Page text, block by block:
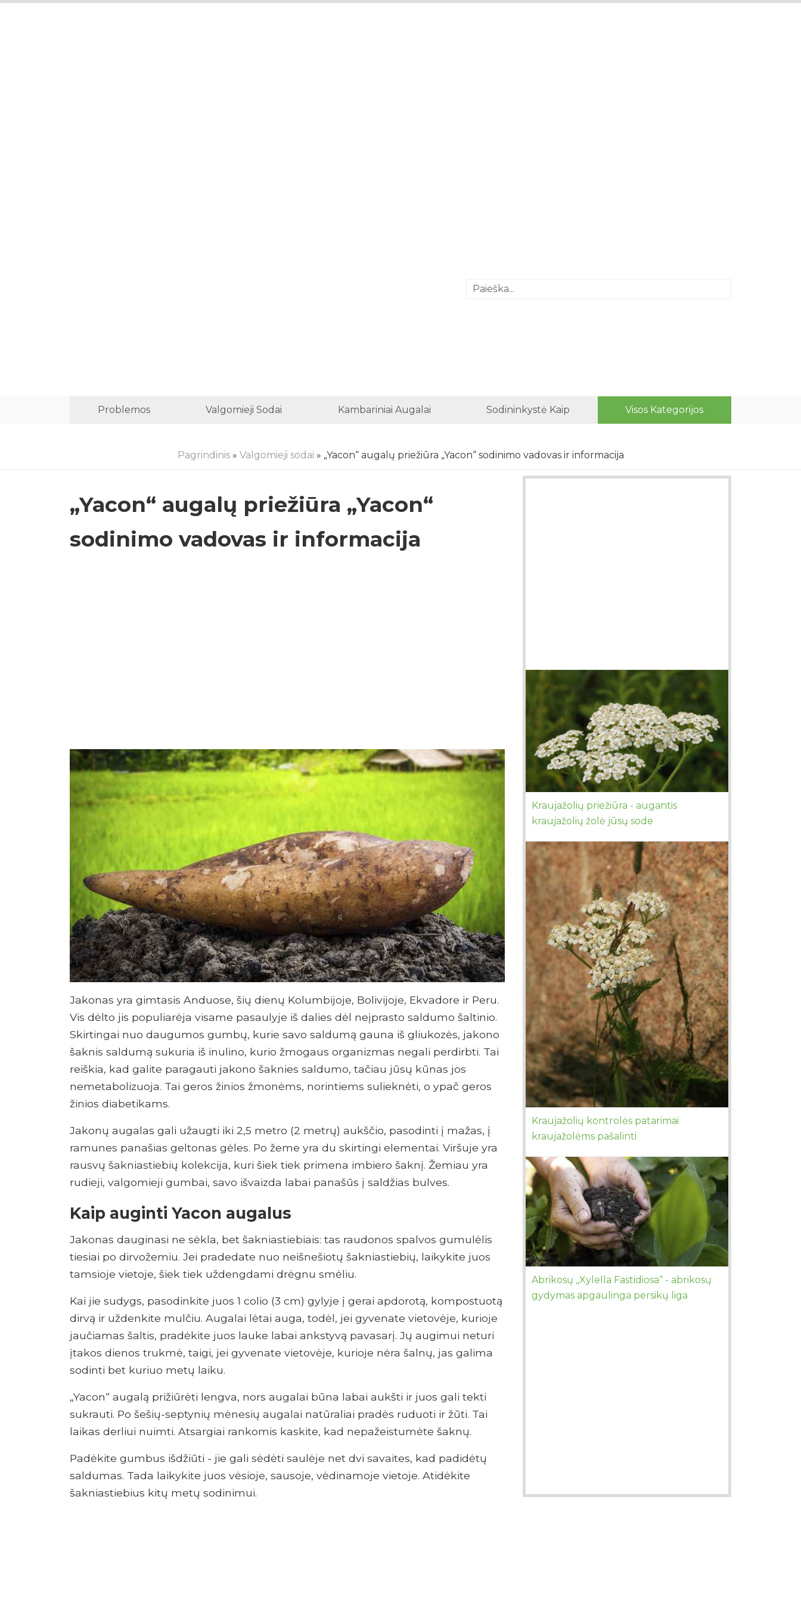
Problemos Valgomieji Sodai Kambariniai Augalai Sodininkystė Kaip Visos Kategorijos
Pagrindinis» Valgomieji sodai » „Yacon“ augalų priežiūra „Yacon“ sodinimo vadovas ir informacija
„Yacon“ augalų priežiūra „Yacon“
sodinimo vadovas ir informacija
Jakonas yra gimtasis Anduose, šių dienų Kolumbijoje, Bolivijoje, Ekvadore ir Peru.
Vis dėlto jis populiarėja visame pasaulyje iš dalies dėl neįprasto saldumo šaltinio.
Skirtingai nuo daugumos gumbų, kurie savo saldumą gauna iš gliukozės, jakono
šaknis saldumą sukuria iš inulino, kurio žmogaus organizmas negali perdirbti. Tai
reiškia, kad galite paragauti jakono šaknies saldumo, tačiau jūsų kūnas jos
nemetabolizuoja. Tai geros žinios žmonėms, norintiems sulieknėti, o ypač geros
žinios diabetikams.
Jakonų augalas gali užaugti iki 2,5 metro (2 metrų) aukščio, pasodinti į mažas, į
ramunes panašias geltonas gėles. Po žeme yra du skirtingi elementai. Viršuje yra
rausvų šakniastiebių kolekcija, kuri šiek tiek primena imbiero šaknį. Žemiau yra
rudieji, valgomieji gumbai, savo išvaizda labai panašūs į saldžias bulves.
Kaip auginti Yacon augalus
Jakonas dauginasi ne sėkla, bet šakniastiebiais: tas raudonos spalvos gumulėlis
tiesiai po dirvožemiu. Jei pradedate nuo neišnešiotų šakniastiebių, laikykite juos
tamsioje vietoje, šiek tiek uždengdami drėgnu smėliu.
Kai jie sudygs, pasodinkite juos 1 colio (3 cm) gylyje į gerai apdorotą, kompostuotą
dirvą ir uždenkite mulčiu. Augalai lėtai auga, todėl, jei gyvenate vietovėje, kurioje
jaučiamas šaltis, pradėkite juos lauke labai ankstyvą pavasarį. Jų augimui neturi
įtakos dienos trukmė, taigi, jei gyvenate vietovėje, kurioje nėra šalnų, jas galima
sodinti bet kuriuo metų laiku.
„Yacon“ augalą prižiūrėti lengva, nors augalai būna labai aukšti ir juos gali tekti
sukrauti. Po šešių-septynių mėnesių augalai natūraliai pradės ruduoti ir žūti. Tai
laikas derliui nuimti. Atsargiai rankomis kaskite, kad nepažeistumėte šaknų.
Padėkite gumbus išdžiūti - jie gali sėdėti saulėje net dvi savaites, kad padidėtų
saldumas. Tada laikykite juos vėsioje, sausoje, vėdinamoje vietoje. Atidėkite
šakniastiebius kitų metų sodinimui.
Kraujažolių priežiūra - augantis
kraujažolių žolė jūsų sode
Kraujažolių kontrolės patarimai
kraujažolėms pašalinti
Abrikosų „Xylella Fastidiosa“ - abrikosų
gydymas apgaulinga persikų liga